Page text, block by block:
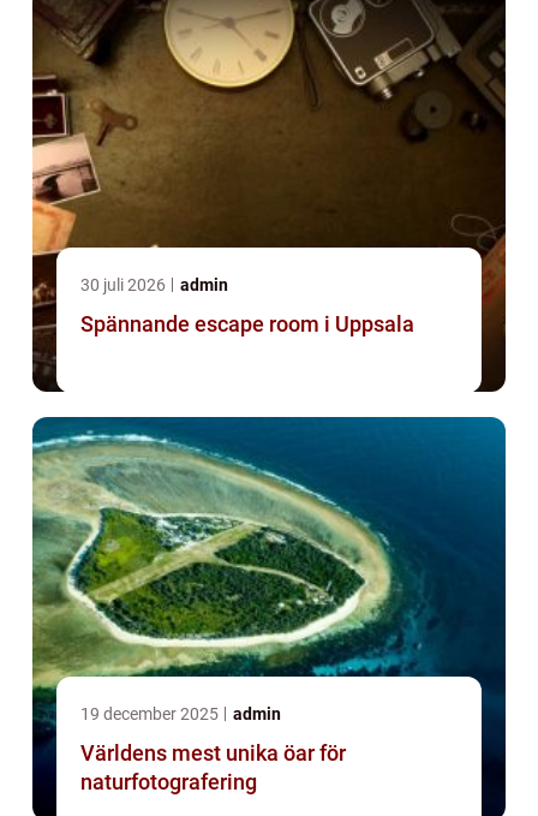
30 juli 2026 admin
Spännande escape room i Uppsala
19 december 2025 admin
Världens mest unika öar för
naturfotografering